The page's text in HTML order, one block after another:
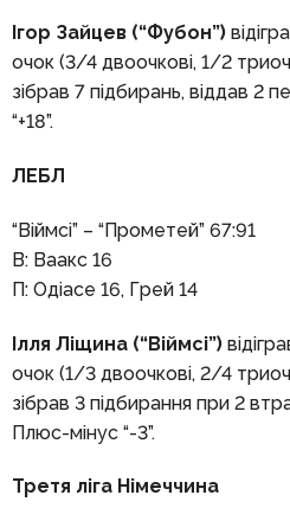
Ігор Зайцев (“Фубон”)
очок (3/4 двоочкові, 1/2
зібрав 7 підбирань, віддав 2
“+18”.
ЛЕБЛ
“Віймсі” – “Прометей” 67:91
В: Ваакс 16
П: Одіасе 16, Грей 14
Ілля Ліщина (“Віймсі”)
очок (1/3 двоочкові, 2/4
зібрав 3 підбирання при 2
Плюс-мінус “-3”.
Третя ліга Німеччина